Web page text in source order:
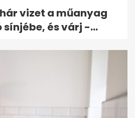
vizet a műanyag
és várj -...